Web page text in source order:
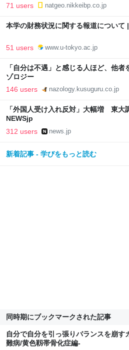
71 users natgeo.nikkeibp.co.jp
本学の財務状況に関する報道について
51 users www.u-tokyo.ac.jp
「自分は不遇」と感じる人ほど、他
ゾロジー
146 users nazology.kusuguru.co.jp
「外国人受け入れ反対」大幅増 東大
NEWSjp
312 users news.jp
新着記事 - 学びをもっと読む
同時期にブックマークされた記事
自分で自分を引っ張りバランスを崩す
難病/黄色靱帯骨化症編-